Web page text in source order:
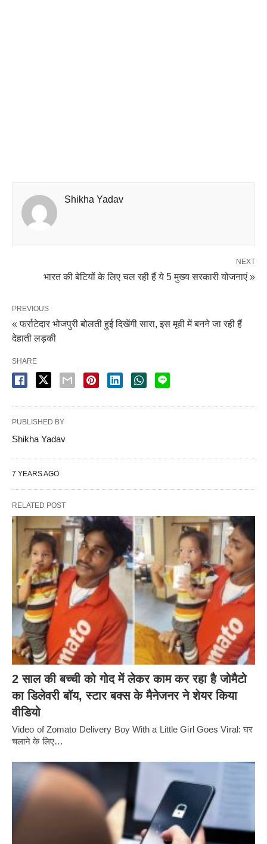
Shikha Yadav
NEXT
भारत की बेटियों के लिए चल रही हैं ये 5 मुख्य सरकारी योजनाएं »
PREVIOUS
« फर्राटेदार भोजपुरी बोलती हुई दिखेंगी सारा, इस मूवी में बनने जा रही हैं
देहाती लड़की
SHARE
PUBLISHED BY
Shikha Yadav
7 YEARS AGO
RELATED POST
2 साल की बच्ची को गोद में लेकर काम कर रहा है जोमैटो
का डिलेवरी बॉय, स्टार बक्स के मैनेजनर ने शेयर किया
वीडियो
Video of Zomato Delivery Boy With a Little Girl Goes Viral: घर
चलाने के लिए…